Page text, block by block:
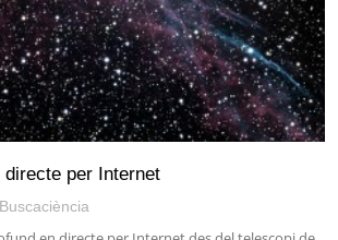
per Internet
Buscaciència